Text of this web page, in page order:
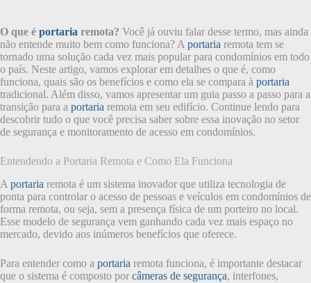
O que é portaria remota? Você já ouviu falar desse termo, mas ainda
não entende muito bem como funciona? A portaria remota tem se
tornado uma solução cada vez mais popular para condomínios em todo
o país. Neste artigo, vamos explorar em detalhes o que é, como
funciona, quais são os benefícios e como ela se compara à portaria
tradicional. Além disso, vamos apresentar um guia passo a passo para a
transição para a portaria remota em seu edifício. Continue lendo para
descobrir tudo o que você precisa saber sobre essa inovação no setor
de segurança e monitoramento de acesso em condomínios.
Entendendo a Portaria Remota e Como Ela Funciona
A portaria remota é um sistema inovador que utiliza tecnologia de
ponta para controlar o acesso de pessoas e veículos em condomínios de
forma remota, ou seja, sem a presença física de um porteiro no local.
Esse modelo de segurança vem ganhando cada vez mais espaço no
mercado, devido aos inúmeros benefícios que oferece.
Para entender como a portaria remota funciona, é importante destacar
que o sistema é composto por câmeras de segurança, interfones,